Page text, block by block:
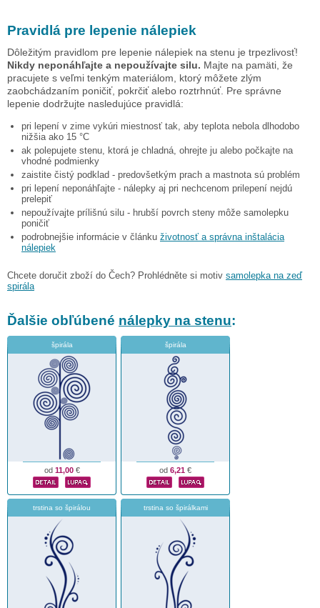
Pravidlá pre lepenie nálepiek
Dôležitým pravidlom pre lepenie nálepiek na stenu je trpezlivosť!
Nikdy neponáhľajte a nepoužívajte silu. Majte na pamäti, že
pracujete s veľmi tenkým materiálom, ktorý môžete zlým
zaobchádzaním poničiť, pokrčiť alebo roztrhnúť. Pre správne
lepenie dodržujte nasledujúce pravidlá:
pri lepení v zime vykúri miestnosť tak, aby teplota nebola dlhodobo
nižšia ako 15 °C
ak polepujete stenu, ktorá je chladná, ohrejte ju alebo počkajte na
vhodné podmienky
zaistite čistý podklad - predovšetkým prach a mastnota sú problém
pri lepení neponáhľajte - nálepky aj pri nechcenom prilepení nejdú
prelepiť
nepoužívajte prílišnú silu - hrubší povrch steny môže samolepku
poničiť
podrobnejšie informácie v článku životnosť a správna inštalácia
nálepiek
Chcete doručit zboží do Čech? Prohlédněte si motiv samolepka na zeď
spirála
Ďalšie obľúbené nálepky na stenu:
špirála
od 11,00€
špirála
od 6,21 €
trstina so špirálou trstina so špirálkami